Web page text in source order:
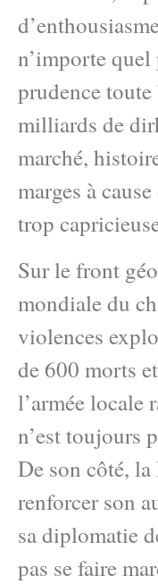
n’importe
prudence
milliards de
marché,
marges à
trop
Sur le front
mondiale du
violences
de 600 morts
l’armée locale
n’est toujours
De son côté, la
renforcer son
sa diplomatie
pas se faire